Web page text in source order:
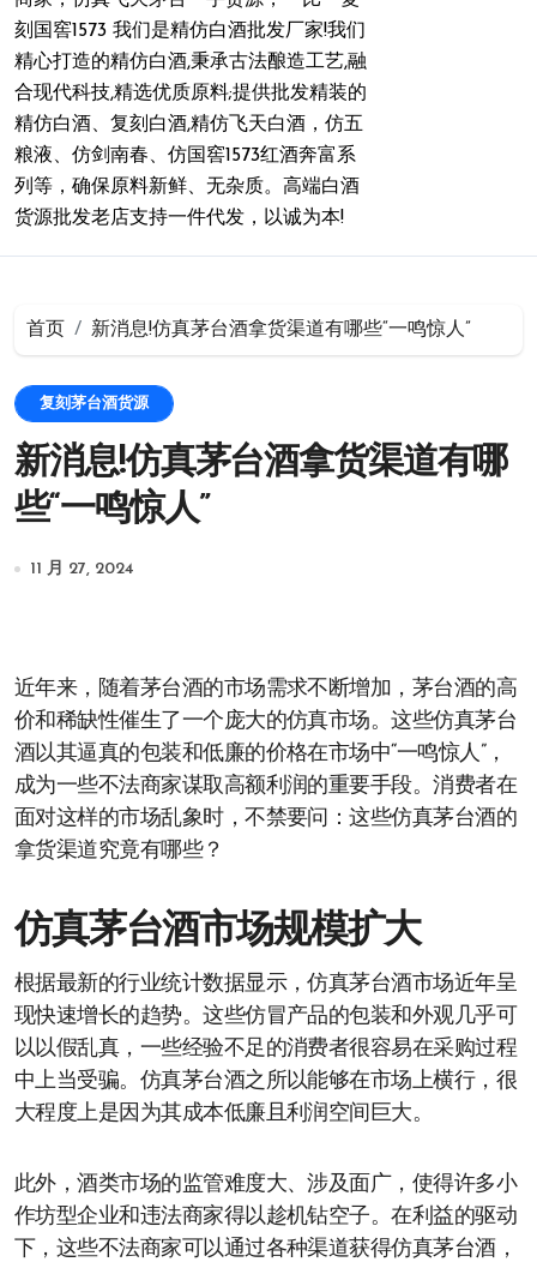
刻国窖1573 我们是精仿白酒批发厂家!我们
精心打造的精仿白酒,秉承古法酿造工艺,融
合现代科技,精选优质原料;提供批发精装的
精仿白酒、复刻白酒,精仿飞天白酒，仿五
粮液、仿剑南春、仿国窖1573红酒奔富系
列等，确保原料新鲜、无杂质。高端白酒
货源批发老店支持一件代发，以诚为本!
首页 新消息!仿真茅台酒拿货渠道有哪些“一鸣惊人”
复刻茅台酒货源
新消息!仿真茅台酒拿货渠道有哪
些“一鸣惊人”
11 月 27, 2024
近年来，随着茅台酒的市场需求不断增加，茅台酒的高
价和稀缺性催生了一个庞大的仿真市场。这些仿真茅台
酒以其逼真的包装和低廉的价格在市场中“一鸣惊人”，
成为一些不法商家谋取高额利润的重要手段。消费者在
面对这样的市场乱象时，不禁要问：这些仿真茅台酒的
拿货渠道究竟有哪些？
仿真茅台酒市场规模扩大
根据最新的行业统计数据显示，仿真茅台酒市场近年呈
现快速增长的趋势。这些仿冒产品的包装和外观几乎可
以以假乱真，一些经验不足的消费者很容易在采购过程
中上当受骗。仿真茅台酒之所以能够在市场上横行，很
大程度上是因为其成本低廉且利润空间巨大。
此外，酒类市场的监管难度大、涉及面广，使得许多小
作坊型企业和违法商家得以趁机钻空子。在利益的驱动
下，这些不法商家可以通过各种渠道获得仿真茅台酒，